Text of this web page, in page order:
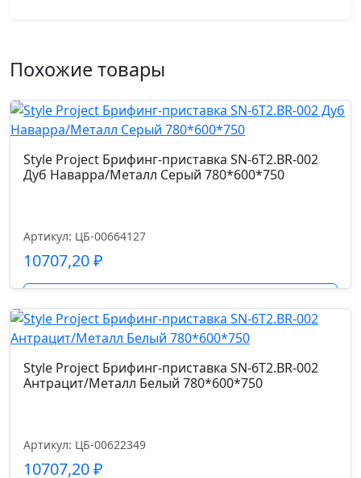
Похожие товары
Style Project Брифинг-приставка SN-6T2.BR-002
Дуб Наварра/Металл Серый 780*600*750
Артикул: ЦБ-00664127
10707,20₽
Style Project Брифинг-приставка SN-6T2.BR-002
Антрацит/Металл Белый 780*600*750
Артикул: ЦБ-00622349
10707,20₽